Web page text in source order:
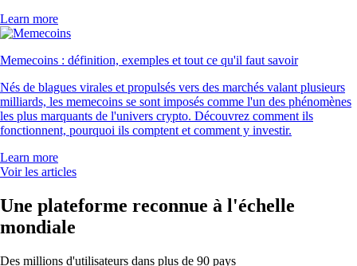
Learn more
Memecoins : définition, exemples et tout ce qu'il faut savoir
Nés de blagues virales et propulsés vers des marchés valant plusieurs
milliards, les memecoins se sont imposés comme l'un des phénomènes
les plus marquants de l'univers crypto. Découvrez comment ils
fonctionnent, pourquoi ils comptent et comment y investir.
Learn more
Voir les articles
Une plateforme reconnue à l'échelle
mondiale
Des millions d'utilisateurs dans plus de 90 pays